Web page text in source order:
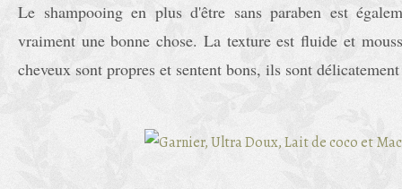
Le shampooing en plus d'être sans paraben est
vraiment une bonne chose. La texture est fluide et
cheveux sont propres et sentent bons, ils sont